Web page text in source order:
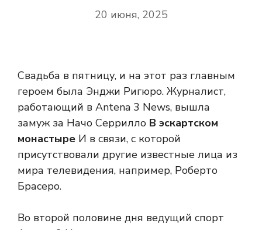
20 июня, 2025
Свадьба в пятницу, и на этот раз главным
героем была Энджи Ригюро. Журналист,
работающий в Antena 3 News, вышла
замуж за Начо Серрилло В эскартском
монастыре И в связи, с которой
присутствовали другие известные лица из
мира телевидения, например, Роберто
Брасеро.
Во второй половине дня ведущий спорт